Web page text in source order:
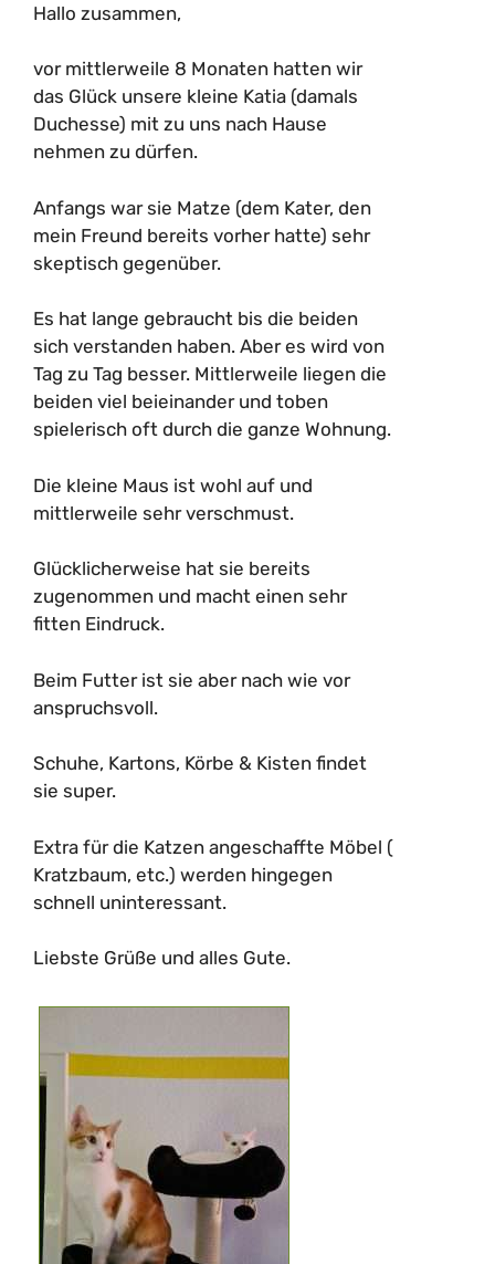
Hallo zusammen,
vor mittlerweile 8 Monaten hatten wir
das Glück unsere kleine Katia (damals
Duchesse) mit zu uns nach Hause
nehmen zu dürfen.
Anfangs war sie Matze (dem Kater, den
mein Freund bereits vorher hatte) sehr
skeptisch gegenüber.
Es hat lange gebraucht bis die beiden
sich verstanden haben. Aber es wird von
Tag zu Tag besser. Mittlerweile liegen die
beiden viel beieinander und toben
spielerisch oft durch die ganze Wohnung.
Die kleine Maus ist wohl auf und
mittlerweile sehr verschmust.
Glücklicherweise hat sie bereits
zugenommen und macht einen sehr
fitten Eindruck.
Beim Futter ist sie aber nach wie vor
anspruchsvoll.
Schuhe, Kartons, Körbe & Kisten findet
sie super.
Extra für die Katzen angeschaffte Möbel (
Kratzbaum, etc.) werden hingegen
schnell uninteressant.
Liebste Grüße und alles Gute.